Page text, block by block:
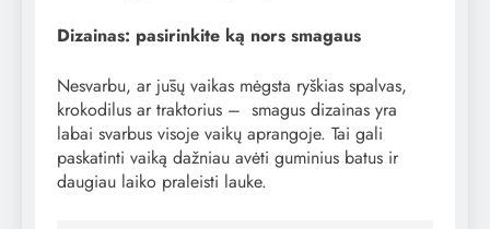
Dizainas: pasirinkite ką nors smagaus
Nesvarbu, ar jūsų vaikas mėgsta ryškias spalvas,
krokodilus ar traktorius – smagus dizainas yra
labai svarbus visoje vaikų aprangoje. Tai gali
paskatinti vaiką dažniau avėti guminius batus ir
daugiau laiko praleisti lauke.